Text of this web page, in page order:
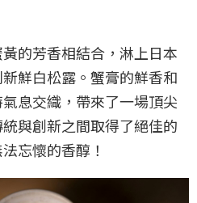
的芳香相結合，淋上日本
鮮白松露。蟹膏的鮮香和
息交織，帶來了一場頂尖
與創新之間取得了絕佳的
忘懷的香醇！